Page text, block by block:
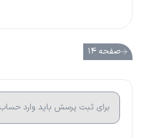
صفحه ۱۴
برای ثبت پرسش باید وارد